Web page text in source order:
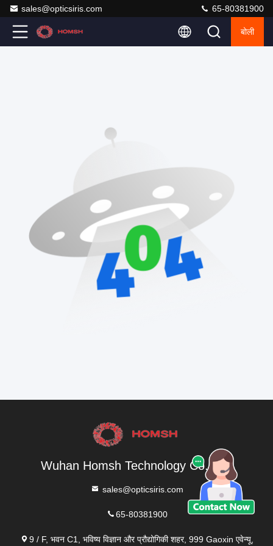
sales@opticsiris.com 65-80381900
बोली
Wuhan Homsh Technology Co.,Ltd.
sales@opticsiris.com
65-80381900
9 / F, भवन C1, भविष्य विज्ञान और प्रौद्योगिकी शहर, 999 Gaoxin एवेन्यू,